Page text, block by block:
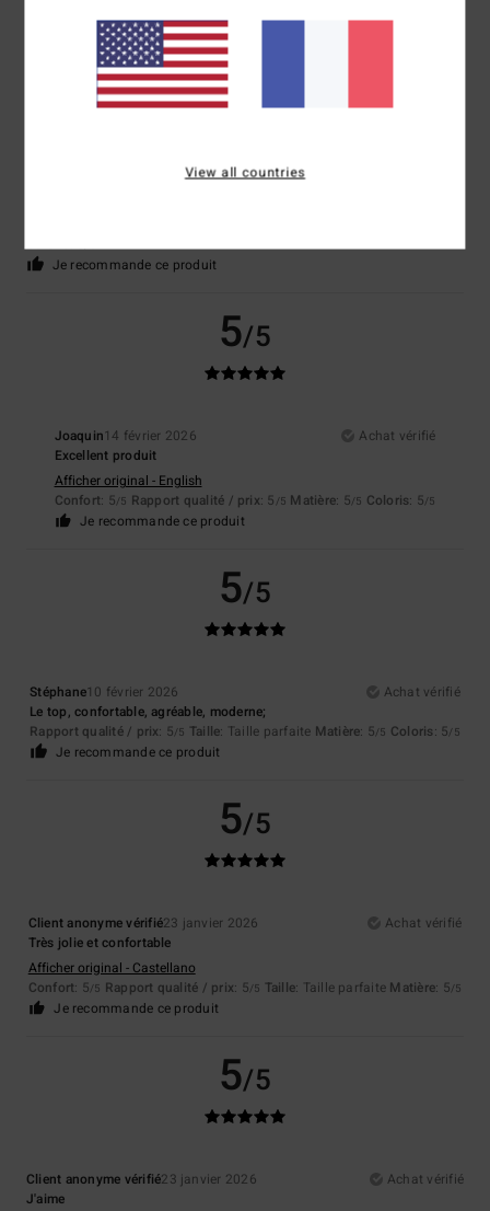
5
Coloris: 5/5
Je recommande ce produit
5/5
Joaquin14 février 2026
Achat vérifié
Excellent produit
Afficher original - English
Confort: 5/5 Rapport qualité / prix: 5 /5 Matière: 5/5 Coloris: 5/5
Je recommande ce produit
5/5
Stéphane10 février 2026
Achat vérifié
Le top, confortable, agréable, moderne;
Rapport qualité / prix: 5/5 Taille: Taille parfaite Matière: 5/5 Coloris: 5/5
Je recommande ce produit
5/5
Client anonyme vérifié23 janvier 2026
Achat vérifié
Très jolie et confortable
Afficher original - Castellano
Confort: 5/5 Rapport qualité / prix: 5/5 Taille: Taille parfaite Matière: 5/5
Je recommande ce produit
5/5
Client anonyme vérifié23 janvier 2026
Achat vérifié
J'aime
View all countries